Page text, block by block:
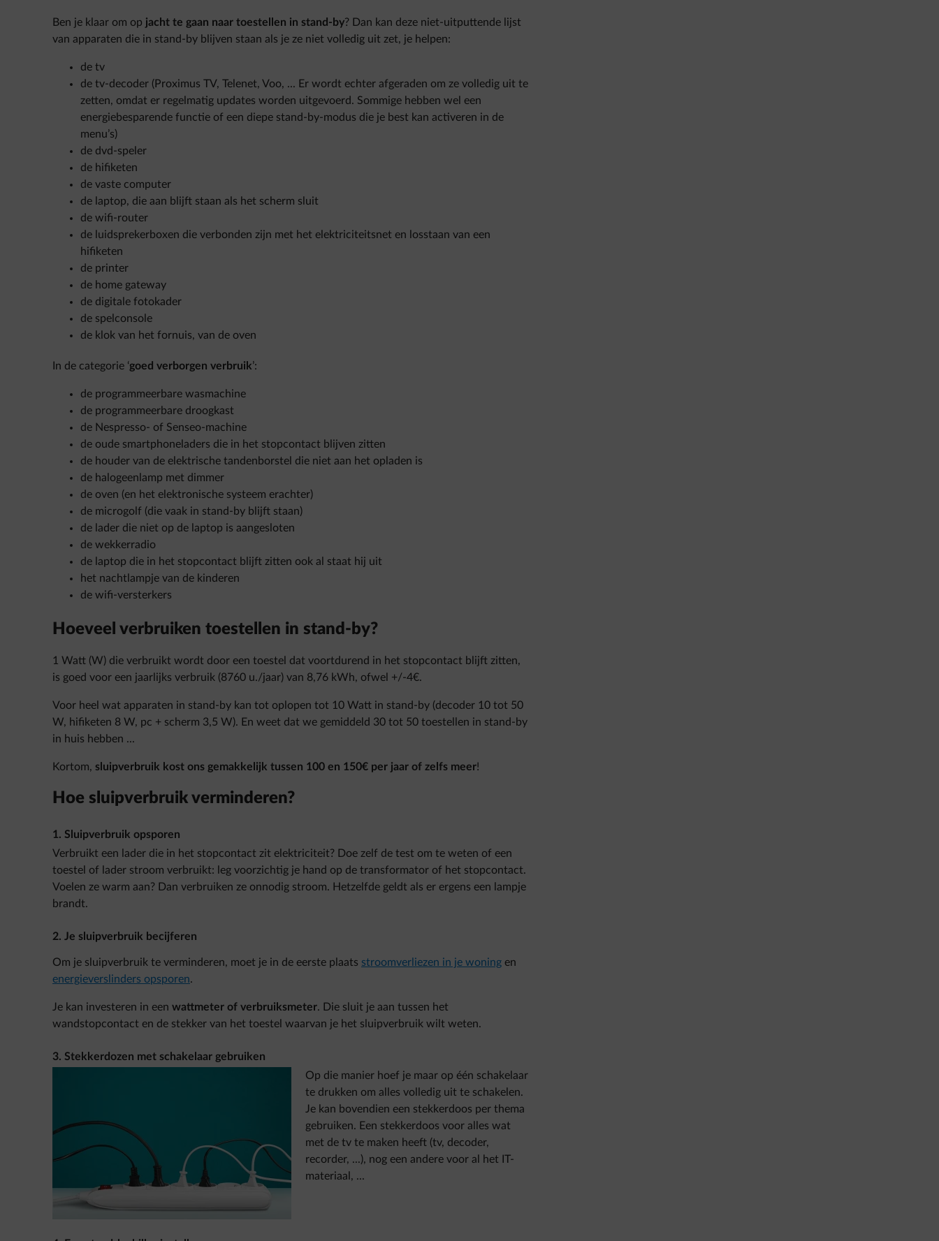
Ben je klaar om op jacht te gaan naar toestellen in stand-by? Dan kan deze niet-uitputtende lijst
van apparaten die in stand-by blijven staan als je ze niet volledig uit zet, je helpen:
de tv
de tv-decoder (Proximus TV, Telenet, Voo, ... Er wordt echter afgeraden om ze volledig uit te
zetten, omdat er regelmatig updates worden uitgevoerd. Sommige hebben wel een
energiebesparende functie of een diepe stand-by-modus die je best kan activeren in de
menu’s)
de dvd-speler
de hifiketen
de vaste computer
de laptop, die aan blijft staan als het scherm sluit
de wifi-router
de luidsprekerboxen die verbonden zijn met het elektriciteitsnet en losstaan van een
hifiketen
de printer
de home gateway
de digitale fotokader
de spelconsole
de klok van het fornuis, van de oven
In de categorie ‘goed verborgen verbruik’:
de programmeerbare wasmachine
de programmeerbare droogkast
de Nespresso- of Senseo-machine
de oude smartphoneladers die in het stopcontact blijven zitten
de houder van de elektrische tandenborstel die niet aan het opladen is
de halogeenlamp met dimmer
de oven (en het elektronische systeem erachter)
de microgolf (die vaak in stand-by blijft staan)
de lader die niet op de laptop is aangesloten
de wekkerradio
de laptop die in het stopcontact blijft zitten ook al staat hij uit
het nachtlampje van de kinderen
de wifi-versterkers
Hoeveel verbruiken toestellen in stand-by?
1 Watt (W) die verbruikt wordt door een toestel dat voortdurend in het stopcontact blijft zitten,
is goed voor een jaarlijks verbruik (8760 u./jaar) van 8,76 kWh, ofwel +/-4€.
Voor heel wat apparaten in stand-by kan tot oplopen tot 10 Watt in stand-by (decoder 10 tot 50
W, hifiketen 8 W, pc + scherm 3,5 W). En weet dat we gemiddeld 30 tot 50 toestellen in stand-by
in huis hebben ...
Kortom, sluipverbruik kost ons gemakkelijk tussen 100 en 150€ per jaar of zelfs meer!
Hoe sluipverbruik verminderen?
1. Sluipverbruik opsporen
Verbruikt een lader die in het stopcontact zit elektriciteit? Doe zelf de test om te weten of een
toestel of lader stroom verbruikt: leg voorzichtig je hand op de transformator of het stopcontact.
Voelen ze warm aan? Dan verbruiken ze onnodig stroom. Hetzelfde geldt als er ergens een lampje
brandt.
2. Je sluipverbruik becijferen
Om je sluipverbruik te verminderen, moet je in de eerste plaats stroomverliezen in je woning en
energieverslinders opsporen.
Je kan investeren in een wattmeter of verbruiksmeter. Die sluit je aan tussen het
wandstopcontact en de stekker van het toestel waarvan je het sluipverbruik wilt weten.
3. Stekkerdozen met schakelaar gebruiken
Op die manier hoef je maar op één schakelaar
te drukken om alles volledig uit te schakelen.
Je kan bovendien een stekkerdoos per thema
gebruiken. Een stekkerdoos voor alles wat
met de tv te maken heeft (tv, decoder,
recorder, ...), nog een andere voor al het IT-
materiaal, ...